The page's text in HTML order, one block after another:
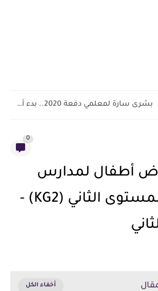
بشرى سارة لمعلمي دفعة 2020.. بدء أول خطوة رسمية في...
0
أطفال لمدارس
اللغات - المستوى الثاني (KG2) -